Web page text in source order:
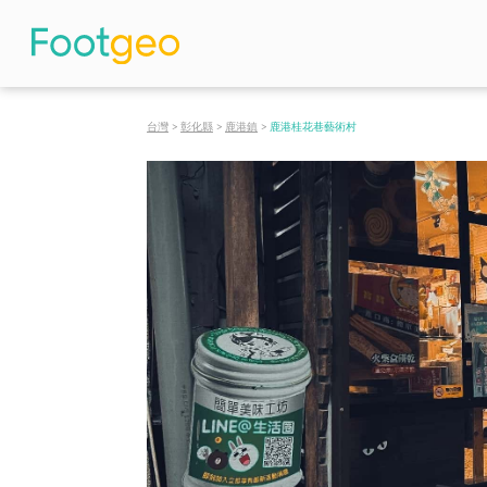
台灣 > 彰化縣 > 鹿港鎮 > 鹿港桂花巷藝術村